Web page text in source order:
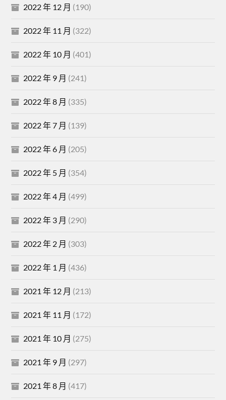
2022 年 12 月 (190)
2022 年 11 月 (322)
2022 年 10 月 (401)
2022 年 9 月 (241)
2022 年 8 月 (335)
2022 年 7 月 (139)
2022 年 6 月 (205)
2022 年 5 月 (354)
2022 年 4 月 (499)
2022 年 3 月 (290)
2022 年 2 月 (303)
2022 年 1 月 (436)
2021 年 12 月 (213)
2021 年 11 月 (172)
2021 年 10 月 (275)
2021 年 9 月 (297)
2021 年 8 月 (417)